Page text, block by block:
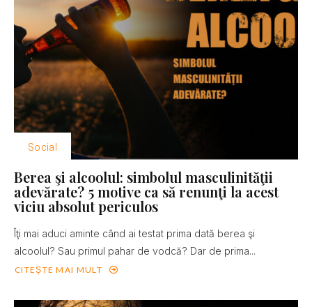
Social
Berea şi alcoolul: simbolul masculinităţii
adevărate? 5 motive ca să renunţi la acest
viciu absolut periculos
Îţi mai aduci aminte când ai testat prima dată berea şi
alcoolul? Sau primul pahar de vodcă? Dar de prima...
CITEȘTE MAI MULT